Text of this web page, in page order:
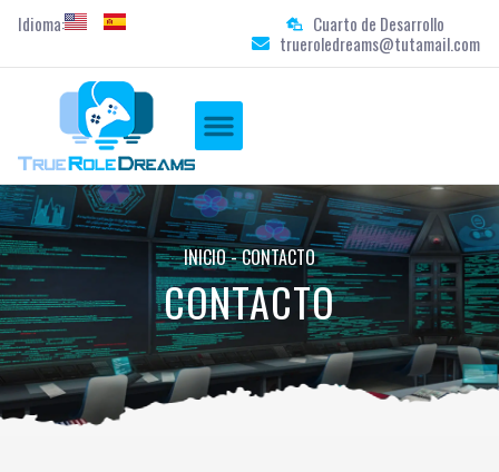
Idioma:
Cuarto de Desarrollo
trueroledreams@tutamail.com
INICIO-CONTACTO
CONTACTO